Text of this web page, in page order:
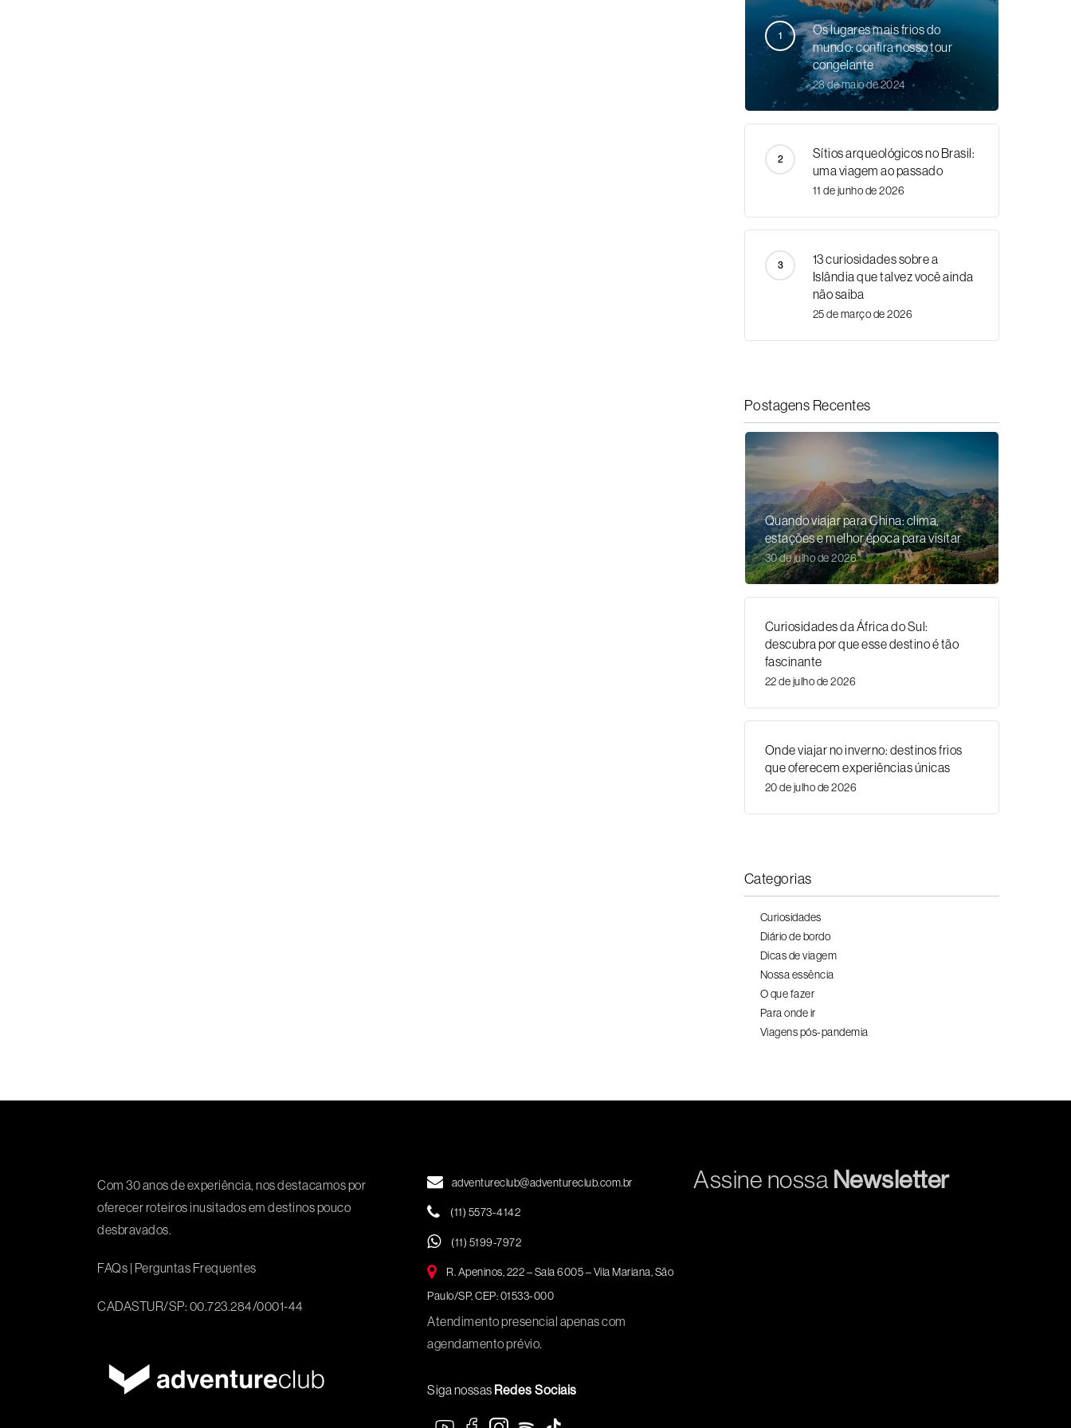
Os lugares mais frios do
mundo: confira nosso tour
congelante
28 de maio de 2024
Sítios arqueológicos no Brasil:
uma viagem ao passado
11 de junho de 2026
13 curiosidades sobre a
Islândia que talvez você ainda
não saiba
25 de março de 2026
Postagens Recentes
Quando viajar para China: clima,
estações e melhor época para visitar
30 de julho de 2026
Curiosidades da África do Sul:
descubra por que esse destino é tão
fascinante
22 de julho de 2026
Onde viajar no inverno: destinos frios
que oferecem experiências únicas
20 de julho de 2026
Categorias
Curiosidades
Diário de bordo
Dicas de viagem
Nossa essência
O que fazer
Para onde ir
Viagens pós-pandemia
Com 30 anos de experiência, nos destacamos por
oferecer roteiros inusitados em destinos pouco
desbravados.
FAQs | Perguntas Frequentes
CADASTUR/SP: 00.723.284/0001-44
adventureclub@adventureclub.com.br
(11) 5573-4142
(11) 5199-7972
R. Apeninos, 222 – Sala 6005 – Vila Mariana, São
Paulo/SP, CEP: 01533-000
Atendimento presencial apenas com
agendamento prévio.
Siga nossas Redes Sociais
Assine nossa Newsletter